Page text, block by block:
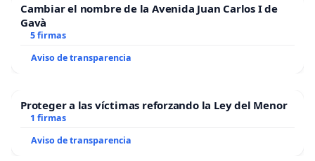
Cambiar el nombre de la Avenida Juan Carlos I de
Gavà
5 firmas
Aviso de transparencia
Proteger a las víctimas reforzando la Ley del Menor
1 firmas
Aviso de transparencia